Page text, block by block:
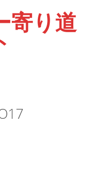
寄り道